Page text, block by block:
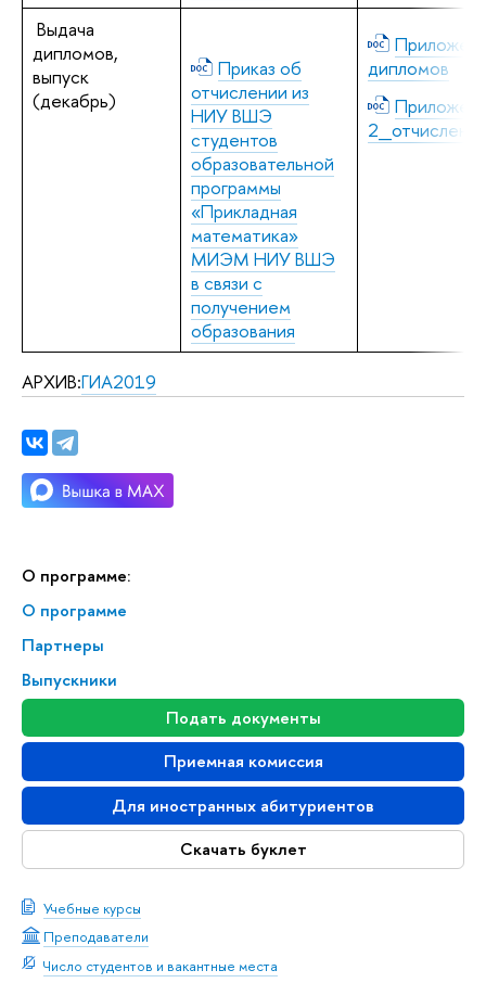
О программе:
О программе
Партнеры
Выпускники
Подать документы
Приемная комиссия
Для иностранных абитуриентов
Скачать буклет
Учебные курсы
Преподаватели
Число студентов и вакантные места
Выдача
дипломов,
выпуск
(декабрь)
Приказ об
отчислении из
НИУ ВШЭ
студентов
образовательной
программы
«Прикладная
математика»
МИЭМ НИУ ВШЭ
в связи с
получением
образования
дипломов
АРХИВ:ГИА2019